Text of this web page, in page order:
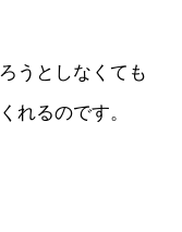
うとしなくても
れるのです。